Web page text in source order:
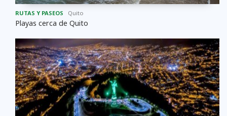
RUTAS Y PASEOS Quito
Playas cerca de Quito